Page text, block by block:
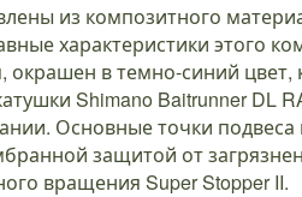
из композитного
характеристики этого
окрашен в темно-синий
Shimano Baitrunner DL
Основные точки
защитой от
вращения Super Stopper II.